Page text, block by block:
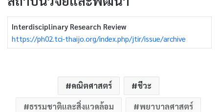
Interdisciplinary Research Review
https://ph02.tci-thaijo.org/index.php/jtir/issue/archive
คณิตศาสตร์ ชีวะ
ธรรมชาติและสิ่งแวดล้อม พยาบาลศาสตร์